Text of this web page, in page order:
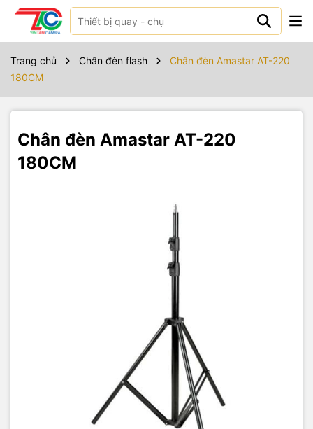
Trang chủ Chân đèn flash
Chân đèn Amastar AT-220
180CM
Chân đèn Amastar AT-220
180CM
Sản phẩm bao gồm